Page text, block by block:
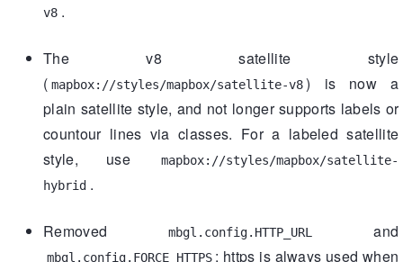
v8 .
The v8 satellite style
( mapbox://styles/mapbox/satellite-v8 ) is now a
plain satellite style, and not longer supports labels or
countour lines via classes. For a labeled satellite
style, use
mapbox://styles/mapbox/satellite-
hybrid .
Removed mbgl.config.HTTP_URL and
mbgl.config.FORCE_HTTPS ; https is always used when